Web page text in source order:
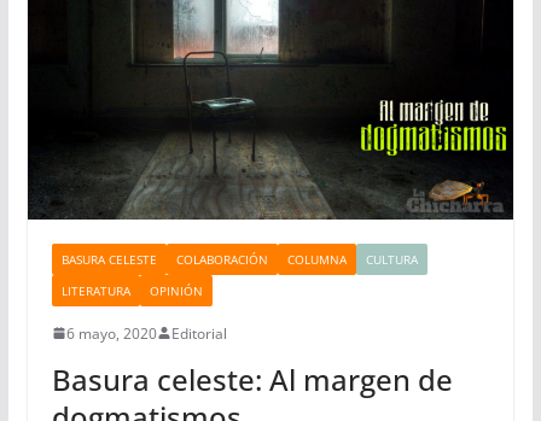
BASURA CELESTE COLABORACIÓN COLUMNA
CULTURA
LITERATURA
OPINIÓN
6 mayo, 2020 Editorial
Basura celeste: Al margen de